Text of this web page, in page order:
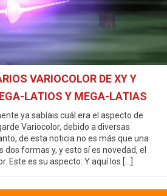
VARIOCOLOR DE XY Y
LATIOS Y MEGA-LATIAS
ya sabíais cuál era el aspecto de
Variocolor, debido a diversas
de esta noticia no es más que una
formas y, y esto sí es novedad, el
Este es su aspecto: Y aquí los […]